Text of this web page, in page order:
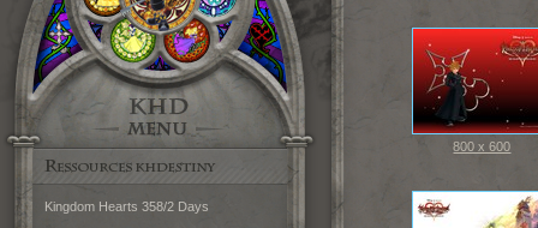
Kingdom Hearts 358/2 Days
800 x 600